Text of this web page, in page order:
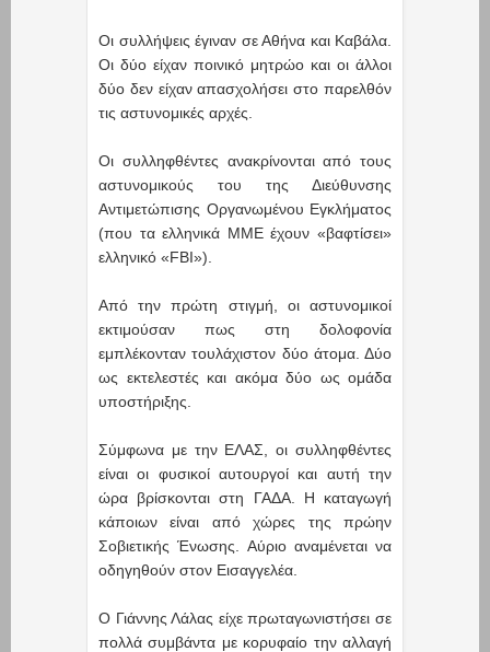
Οι συλλήψεις έγιναν σε Αθήνα και Καβάλα.
Oι δύο είχαν ποινικό μητρώο και οι άλλοι
δύο δεν είχαν απασχολήσει στο παρελθόν
τις αστυνομικές αρχές.
Οι συλληφθέντες ανακρίνονται από τους
αστυνομικούς του της Διεύθυνσης
Αντιμετώπισης Οργανωμένου Εγκλήματος
(που τα ελληνικά ΜΜΕ έχουν «βαφτίσει»
ελληνικό «FBI»).
Από την πρώτη στιγμή, οι αστυνομικοί
εκτιμούσαν πως στη δολοφονία
εμπλέκονταν τουλάχιστον δύο άτομα. Δύο
ως εκτελεστές και ακόμα δύο ως ομάδα
υποστήριξης.
Σύμφωνα με την ΕΛΑΣ, οι συλληφθέντες
είναι οι φυσικοί αυτουργοί και αυτή την
ώρα βρίσκονται στη ΓΑΔΑ. Η καταγωγή
κάποιων είναι από χώρες της πρώην
Σοβιετικής Ένωσης. Αύριο αναμένεται να
οδηγηθούν στον Εισαγγελέα.
Ο Γιάννης Λάλας είχε πρωταγωνιστήσει σε
πολλά συμβάντα με κορυφαίο την αλλαγή